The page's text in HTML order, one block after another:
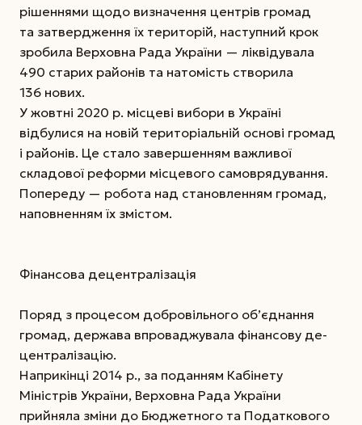
рішеннями щодо визначення центрів громад
та затвердження їх територій, наступний крок
зробила Верховна Рада України — ліквідувала
490 старих районів та натомість створила
136 нових.
У жовтні 2020 р. місцеві вибори в Україні
відбулися на новій територіальній основі громад
і районів. Це стало завершенням важливої
складової реформи місцевого самоврядування.
Попереду — робота над становленням громад,
наповненням їх змістом.
Фінансова децентралізація
Поряд з процесом добровільного об’єднання
громад, держава впроваджувала фінансову де­
централізацію.
Наприкінці 2014 р., за поданням Кабінету
Міністрів України, Верховна Рада України
прийняла зміни до Бюджетного та Податкового